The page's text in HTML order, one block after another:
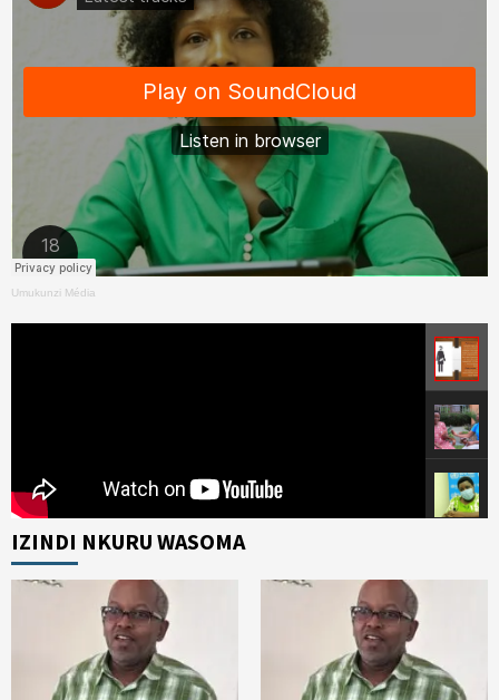
Umukunzi Média
IZINDI NKURU WASOMA